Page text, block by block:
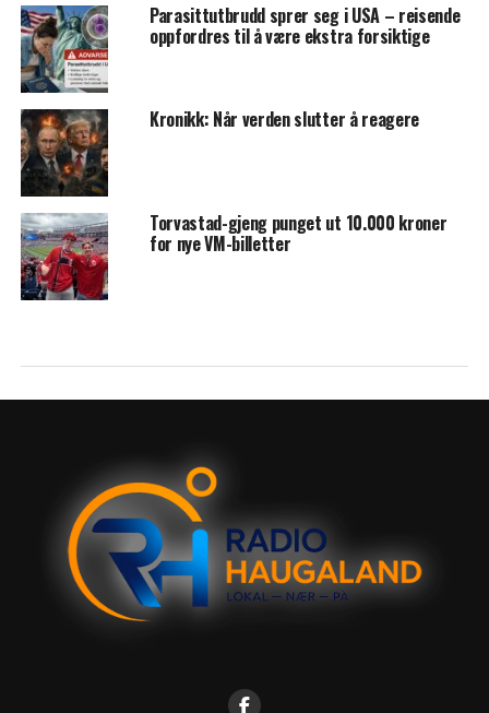
Parasittutbrudd sprer seg i USA – reisende
oppfordres til å være ekstra forsiktige
Kronikk: Når verden slutter å reagere
Torvastad-gjeng punget ut 10.000 kroner
for nye VM-billetter